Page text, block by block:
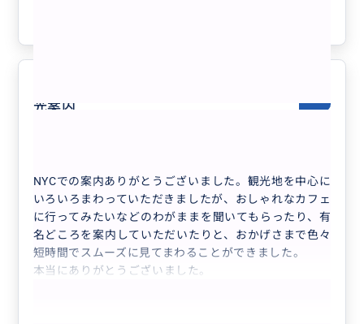
光案内
NYCでの案内ありがとうございました。観光地を中心に
いろいろまわっていただきましたが、おしゃれなカフェ
に行ってみたいなどのわがままを聞いてもらったり、有
名どころを案内していただいたりと、おかげさまで色々
短時間でスムーズに見てまわることができました。
本当にありがとうございました。